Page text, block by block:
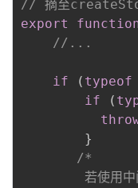
// 摘至
export
//...
if ( typeof
if
(
}
/*
若使用